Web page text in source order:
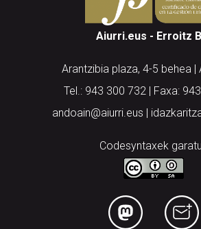
Aiurri.eus - Erroitz
Arantzibia plaza, 4-5 behea |
Tel.: 943 300 732 | Faxa:
andoain@aiurri.eus |
Codesyntaxek